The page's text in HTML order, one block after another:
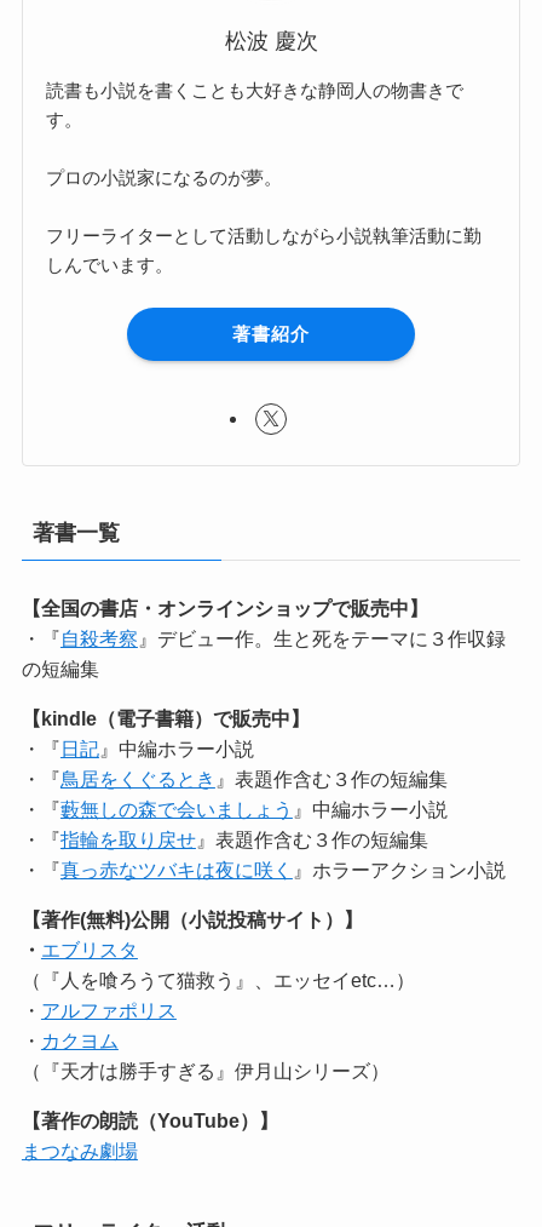
松波 慶次
読書も小説を書くことも大好きな静岡人の物書きで
す。
プロの小説家になるのが夢。
フリーライターとして活動しながら小説執筆活動に勤
しんでいます。
著書紹介
著書一覧
【全国の書店・オンラインショップで販売中】
・『自殺考察 』デビュー作。生と死をテーマに３作収録
の短編集
【kindle（電子書籍）で販売中】
・『日記』中編ホラー小説
・『鳥居をくぐるとき 』表題作含む３作の短編集
・『藪無しの森で会いましょう 』中編ホラー小説
・『指輪を取り戻せ』表題作含む３作の短編集
・『真っ赤なツバキは夜に咲く 』ホラーアクション小説
【著作(無料)公開（小説投稿サイト）】
・ エブリスタ
（『人を喰ろうて猫救う』、エッセイetc…）
・ アルファポリス
・ カクヨム
（『天才は勝手すぎる』伊月山シリーズ）
【著作の朗読（YouTube）】
まつなみ劇場